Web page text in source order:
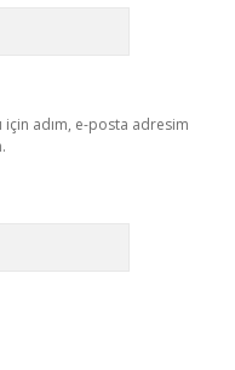
için adım, e-posta adresim